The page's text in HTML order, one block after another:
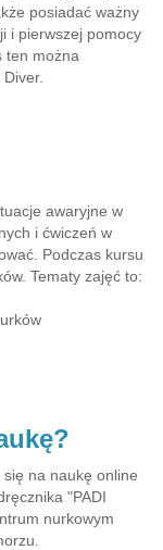
posiadać ważny
i pierwszej pomocy
ten można
awaryjne w
i ćwiczeń w
Podczas kursu
Tematy zajęć to:
na naukę online
"PADI
nurkowym